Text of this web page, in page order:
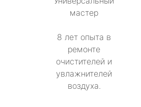
мастер
8 лет опыта в
ремонте
очистителей и
увлажнителей
воздуха.